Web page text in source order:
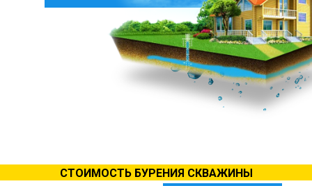
СТОИМОСТЬ БУРЕНИЯ СКВАЖИНЫ